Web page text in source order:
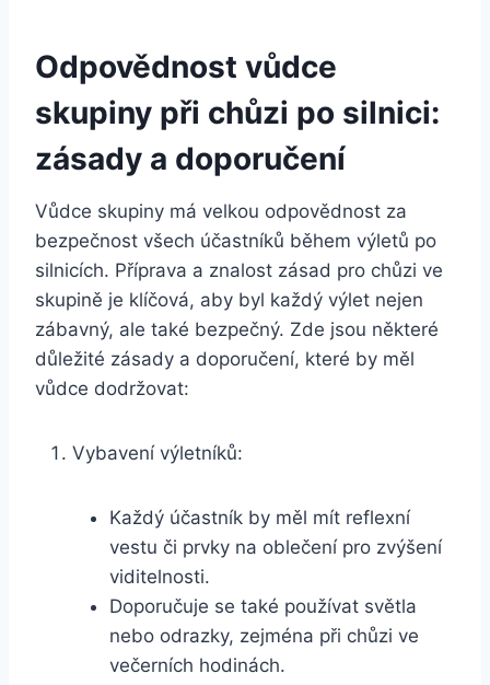
Odpovědnost vůdce
skupiny při chůzi po silnici:
zásady a doporučení
Vůdce skupiny má velkou odpovědnost za
bezpečnost všech účastníků během výletů po
silnicích. Příprava a znalost zásad pro chůzi ve
skupině je klíčová, aby byl každý výlet nejen
zábavný, ale také bezpečný. Zde jsou některé
důležité zásady a doporučení, které by měl
vůdce dodržovat:
Vybavení výletníků:
Každý účastník by měl mít reflexní
vestu či prvky na oblečení pro zvýšení
viditelnosti.
Doporučuje se také používat světla
nebo odrazky, zejména při chůzi ve
večerních hodinách.